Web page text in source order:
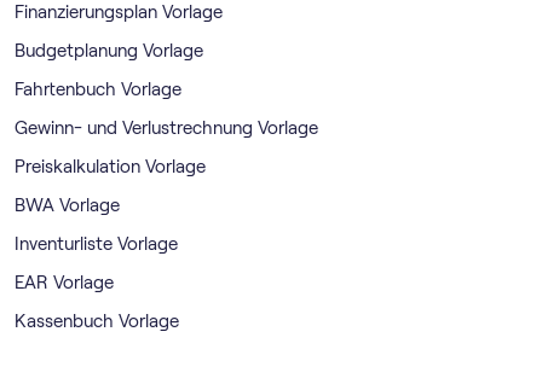
Finanzierungsplan Vorlage
Budgetplanung Vorlage
Fahrtenbuch Vorlage
Gewinn- und Verlustrechnung Vorlage
Preiskalkulation Vorlage
BWA Vorlage
Inventurliste Vorlage
EAR Vorlage
Kassenbuch Vorlage